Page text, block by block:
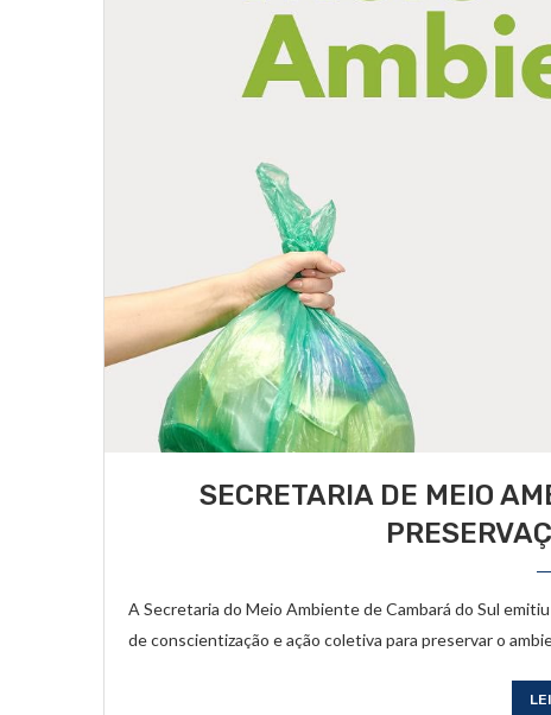
SECRETARIA DE MEIO
A Secretaria do Meio Ambiente de Cambará do Sul
de conscientização e ação coletiva para preservar o